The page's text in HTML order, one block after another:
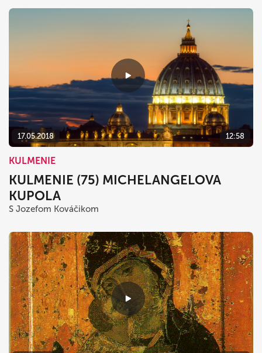
17.05.2018 12:58
KULMENIE
KULMENIE (75) MICHELANGELOVA
KUPOLA
S Jozefom Kováčikom